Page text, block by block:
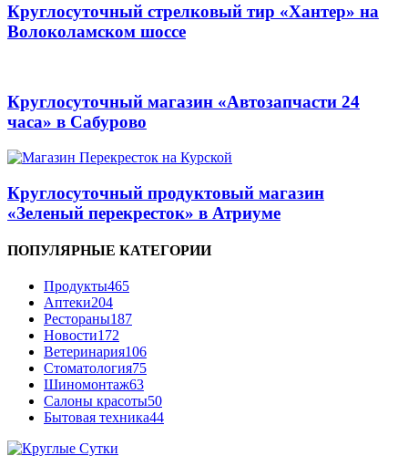
Круглосуточный стрелковый тир «Хантер» на
Волоколамском шоссе
Круглосуточный магазин «Автозапчасти 24
часа» в Сабурово
Круглосуточный продуктовый магазин
«Зеленый перекресток» в Атриуме
ПОПУЛЯРНЫЕ КАТЕГОРИИ
Продукты465
Аптеки204
Рестораны187
Новости172
Ветеринария106
Стоматология75
Шиномонтаж63
Салоны красоты50
Бытовая техника44